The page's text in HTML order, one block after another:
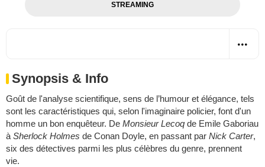
STREAMING
Synopsis & Info
Goût de l'analyse scientifique, sens de l’humour et élégance, tels
sont les caractéristiques qui, selon l'imaginaire policier, font d'un
homme un bon enquêteur. De Monsieur Lecoq de Emile Gaboriau
à Sherlock Holmes de Conan Doyle, en passant par Nick Carter,
six des détectives parmi les plus célèbres du genre, prennent
vie.